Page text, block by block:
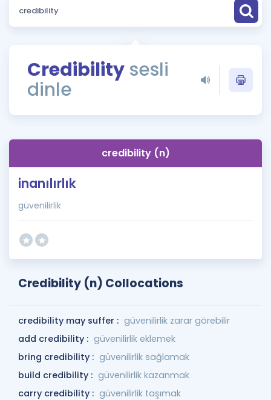
Sözlük
Rehberlik Aracı
ÖSYM Sınav Takvimi
İngilizce Gramer
Hakkımızda
Credibility sesli
dinle
credibility (n)
inanılırlık
güvenilirlik
Credibility (n) Collocations
credibility may suffer : güvenilirlik zarar görebilir
add credibility : güvenilirlik eklemek
bring credibility : güvenilirlik sağlamak
build credibility : güvenilirlik kazanmak
carry credibility : güvenilirlik taşımak